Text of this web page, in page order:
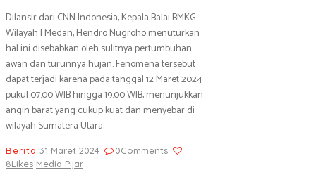
Dilansir dari CNN Indonesia, Kepala Balai BMKG
Wilayah I Medan, Hendro Nugroho menuturkan
hal ini disebabkan oleh sulitnya pertumbuhan
awan dan turunnya hujan. Fenomena tersebut
dapat terjadi karena pada tanggal 12 Maret 2024
pukul 07.00 WIB hingga 19.00 WIB, menunjukkan
angin barat yang cukup kuat dan menyebar di
wilayah Sumatera Utara.
Berita 31 Maret 2024 0Comments
8Likes Media Pijar